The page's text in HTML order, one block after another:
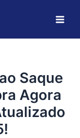
Saque
Agora